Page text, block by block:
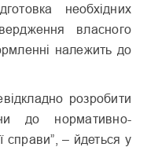
необхідних
власного
належить до
розробити
до нормативно-
справи”, – йдеться у